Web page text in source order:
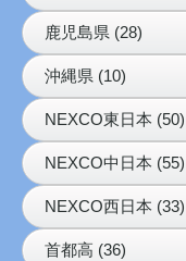
鹿児島県 (28)
沖縄県 (10)
NEXCO東日本 (50)
NEXCO中日本 (55)
NEXCO西日本 (33)
首都高 (36)